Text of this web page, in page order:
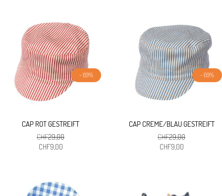
- 69%
CAP ROT GESTREIFT
CHF29,00
Ursprünglicher
CHF9,00Aktueller
- 69%
CAP CREME/BLAU GESTREIFT
CHF29,00
Ursprünglicher
CHF9,00Aktueller